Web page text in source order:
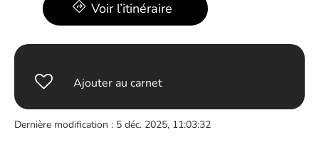
Voir l’itinéraire
Ajouter au carnet
Dernière modification : 5 déc. 2025, 11:03:32